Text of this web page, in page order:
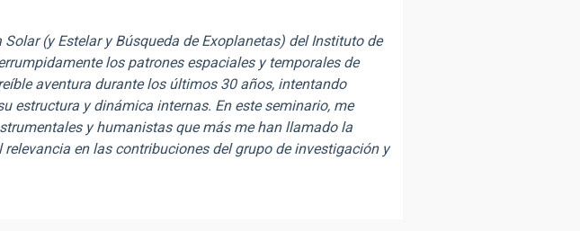
(y Estelar y Búsqueda de Exoplanetas) del Instituto de
los patrones espaciales y temporales de
aventura durante los últimos 30 años, intentando
estructura y dinámica internas. En este seminario, me
y humanistas que más me han llamado la
en las contribuciones del grupo de investigación y